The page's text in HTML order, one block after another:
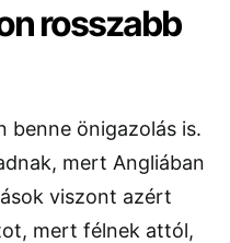
rosszabb
benne önigazolás is.
mert Angliában
viszont azért
mert félnek attól,